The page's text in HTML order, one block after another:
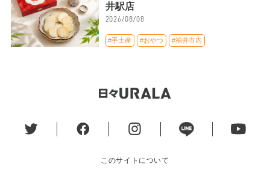
井駅店
2026/08/08
#手土産 #おやつ #福井市内
このサイトについて